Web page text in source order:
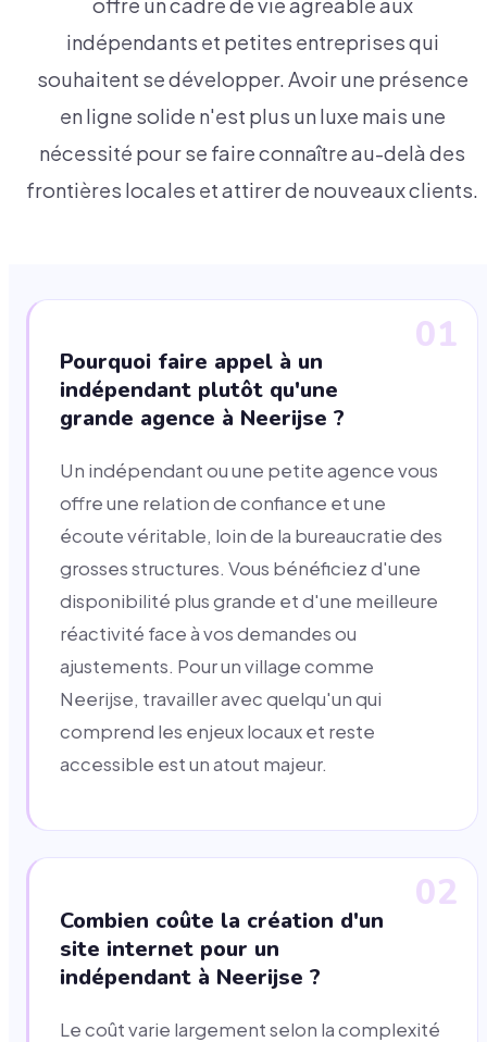
offre un cadre de vie agréable aux
indépendants et petites entreprises qui
souhaitent se développer. Avoir une présence
en ligne solide n'est plus un luxe mais une
nécessité pour se faire connaître au-delà des
frontières locales et attirer de nouveaux clients.
01
Pourquoi faire appel à un
indépendant plutôt qu'une
grande agence à Neerijse ?
Un indépendant ou une petite agence vous
offre une relation de confiance et une
écoute véritable, loin de la bureaucratie des
grosses structures. Vous bénéficiez d'une
disponibilité plus grande et d'une meilleure
réactivité face à vos demandes ou
ajustements. Pour un village comme
Neerijse, travailler avec quelqu'un qui
comprend les enjeux locaux et reste
accessible est un atout majeur.
02
Combien coûte la création d'un
site internet pour un
indépendant à Neerijse ?
Le coût varie largement selon la complexité